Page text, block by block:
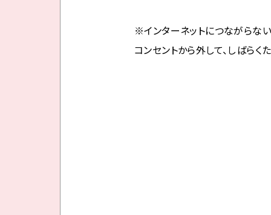
※インターネットにつながらな
コンセントから外して、しばら